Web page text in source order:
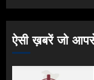
ऐसी ख़बरें जो